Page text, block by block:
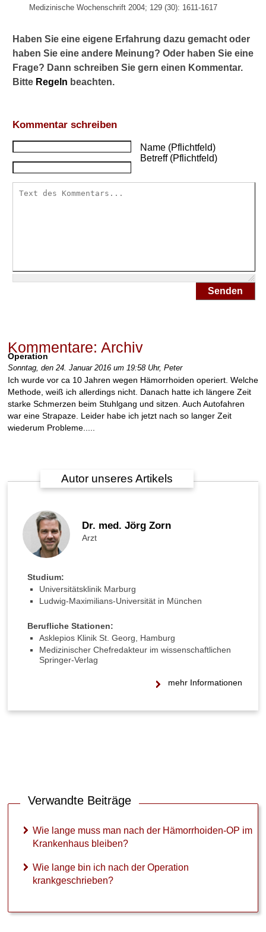
Medizinische Wochenschrift 2004; 129 (30): 1611-1617
Haben Sie eine eigene Erfahrung dazu gemacht oder
haben Sie eine andere Meinung? Oder haben Sie eine
Frage? Dann schreiben Sie gern einen Kommentar.
Bitte Regeln beachten.
Kommentar schreiben
Name (Pflichtfeld)
Betreff (Pflichtfeld)
Senden
Kommentare: Archiv
Operation
Sonntag, den 24. Januar 2016 um 19:58 Uhr, Peter
Ich wurde vor ca 10 Jahren wegen Hämorrhoiden operiert. Welche
Methode, weiß ich allerdings nicht. Danach hatte ich längere Zeit
starke Schmerzen beim Stuhlgang und sitzen. Auch Autofahren
war eine Strapaze. Leider habe ich jetzt nach so langer Zeit
wiederum Probleme.....
Autor unseres Artikels
Dr. med. Jörg Zorn
Arzt
Studium:
Universitätsklinik Marburg
Ludwig-Maximilians-Universität in München
Berufliche Stationen:
Asklepios Klinik St. Georg, Hamburg
Medizinischer Chefredakteur im wissenschaftlichen
Springer-Verlag
mehr Informationen
Verwandte Beiträge
Wie lange muss man nach der Hämorrhoiden-OP im
Krankenhaus bleiben?
Wie lange bin ich nach der Operation
krankgeschrieben?
heilbar?
Salben und Cremes
10 Tipps gegen
Hämorrhoiden
W
i
e
l
a
n
s
m
h
d
e
H
ä
m
e
n
-
O
i
m
K
a
n
k
e
u
n
W
e
l
g